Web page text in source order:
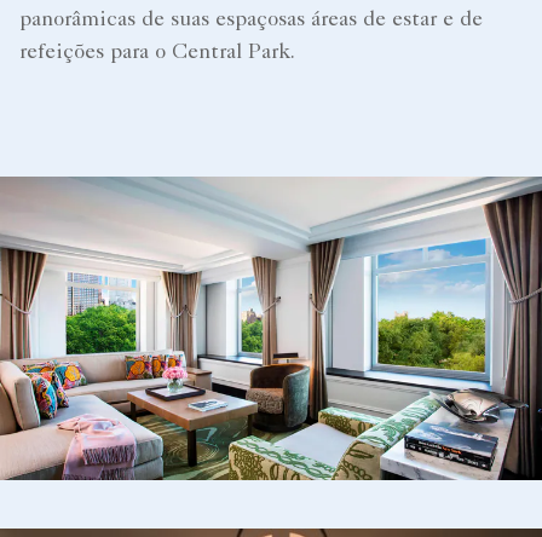
panorâmicas de suas espaçosas áreas de estar e de
refeições para o Central Park.